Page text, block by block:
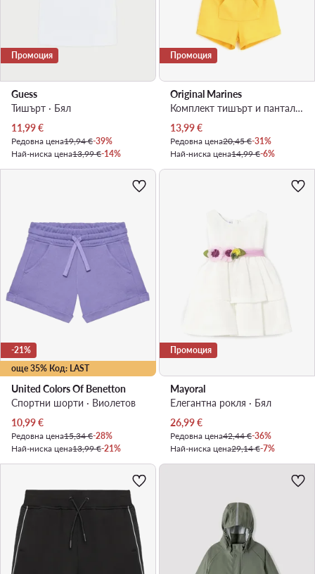
Промоция
Guess
Тишърт · Бял
Актуална цена
11,99€
Редовна цена19,94 €-39%
Най-ниска цена13,99 €-14%
Промоция
Original Marines
Комплект тишърт и панталонки · Цветен
Актуална цена
13,99€
Редовна цена20,45 €-31%
Най-ниска цена14,99 €-6%
още 35% Код: LAST
-21%
United Colors Of Benetton
Спортни шорти · Виолетов
Актуална цена
10,99€
Редовна цена15,34 €-28%
Най-ниска цена13,99 €-21%
Промоция
Mayoral
Елегантна рокля · Бял
Актуална цена
26,99€
Редовна цена42,44 €-36%
Най-ниска цена29,14 €-7%